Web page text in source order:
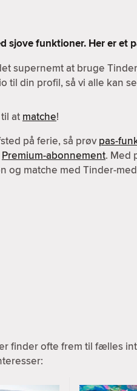
sjove funktioner. Her er et
supernemt at bruge
til din profil, så vi alle kan
at matche!
på ferie, så prøvpas-
Premium-abonnement. Med
og matche med Tinder-
finder ofte frem til fælles